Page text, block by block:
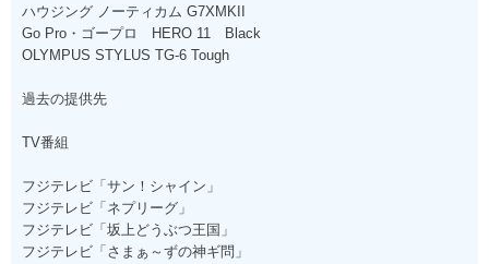
ハウジング ノーティカム G7XMKII
Go Pro・ゴープロ HERO 11 Black
OLYMPUS STYLUS TG-6 Tough
過去の提供先
TV番組
フジテレビ「サン！シャイン」
フジテレビ「ネプリーグ」
フジテレビ「坂上どうぶつ王国」
フジテレビ「さまぁ～ずの神ギ問」